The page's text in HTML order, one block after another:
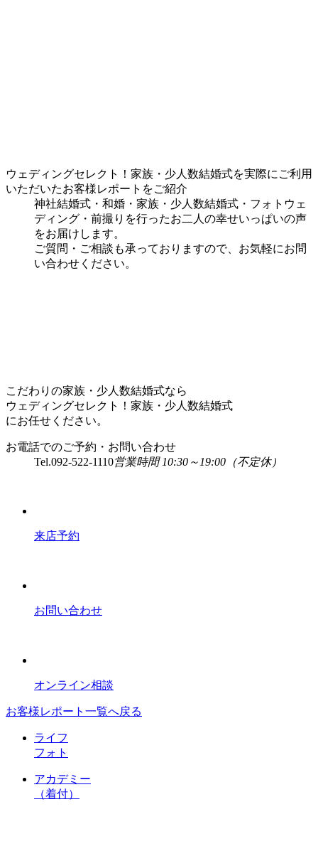
ウェディングセレクト！家族・少人数結婚式を実際にご利用
いただいたお客様レポートをご紹介
神社結婚式・和婚・家族・少人数結婚式・フォトウェ
ディング・前撮りを行ったお二人の幸せいっぱいの声
をお届けします。
ご質問・ご相談も承っておりますので、お気軽にお問
い合わせください。
こだわりの家族・少人数結婚式なら
ウェディングセレクト！家族・少人数結婚式
にお任せください。
お電話でのご予約・お問い合わせ
Tel.092-522-1110営業時間 10:30～19:00（不定休）
来店予約
お問い合わせ
オンライン相談
お客様レポート一覧へ戻る
ライフ
フォト
アカデミー
（着付）